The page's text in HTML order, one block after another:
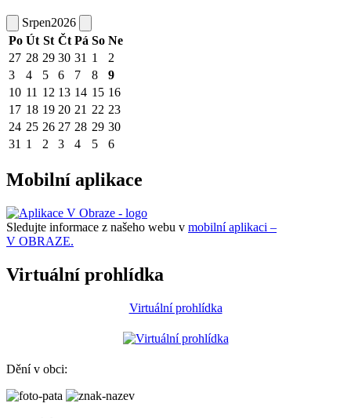
Srpen2026
Po Út St Čt Pá So Ne
27 28 29 30 31 1
2
3
4 5 6 7 8
9
10 11 12 13 14 15 16
17 18 19 20 21 22 23
24 25 26 27 28 29 30
31 1 2 3 4 5 6
Mobilní aplikace
Sledujte informace z našeho webu v mobilní aplikaci –
V OBRAZE.
Virtuální prohlídka
Virtuální prohlídka
Dění v obci: